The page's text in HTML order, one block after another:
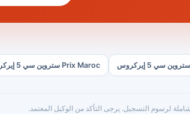
Prix Maroc ستروين سي 5 إيركروس
لرسوم التسجيل. يرجى التأكد من الوكيل المعتمد.